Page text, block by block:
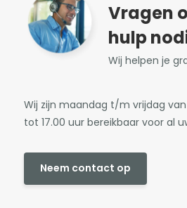
Vragen
hulp
Wij helpen je
Wij zijn maandag t/m vrijdag
tot 17.00 uur bereikbaar voor al
Neem contact op